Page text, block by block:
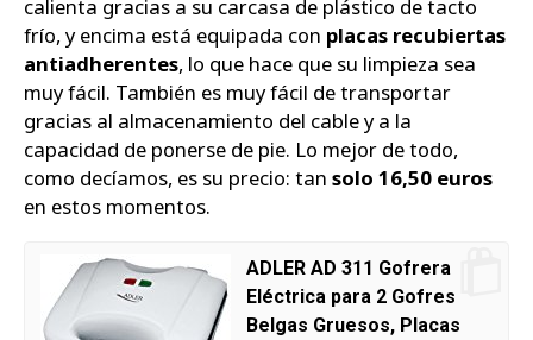
calienta gracias a su carcasa de plástico de tacto
frío, y encima está equipada con placas recubiertas
antiadherentes, lo que hace que su limpieza sea
muy fácil. También es muy fácil de transportar
gracias al almacenamiento del cable y a la
capacidad de ponerse de pie. Lo mejor de todo,
como decíamos, es su precio: tan solo 16,50 euros
en estos momentos.
ADLER AD 311 Gofrera
Eléctrica para 2 Gofres
Belgas Gruesos, Placas